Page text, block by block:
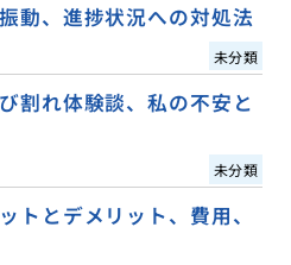
動、進捗状況への対処法
未分類
割れ体験談、私の不安と
未分類
トとデメリット、費用、